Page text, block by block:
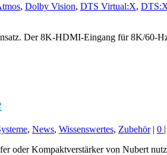
, Dolby Vision, DTS Virtual:X,
Der 8K-HDMI-Eingang für 8K/60-
, News, Wissenswertes, Zubehör| 0 |
oder Kompaktverstärker von Nubert